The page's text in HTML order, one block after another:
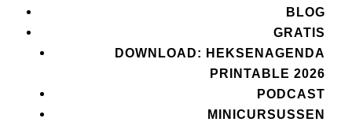
BLOG
GRATIS
DOWNLOAD: HEKSENAGENDA
PRINTABLE 2026
PODCAST
MINICURSUSSEN